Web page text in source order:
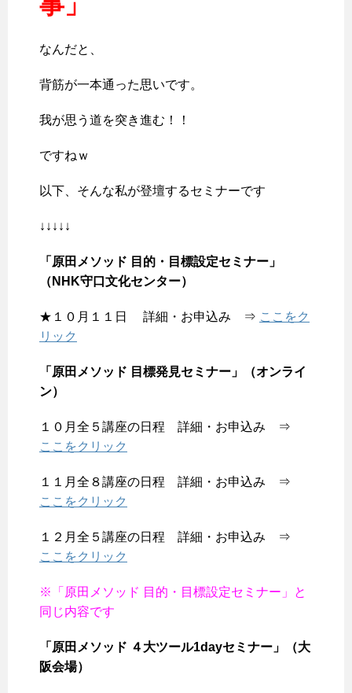
なんだと、
背筋が一本通った思いです。
我が思う道を突き進む！！
ですねｗ
以下、そんな私が登壇するセミナーです
↓↓↓↓↓
「原田メソッド 目的・目標設定セミナー」
（NHK守口文化センター）
★１０月１１日 詳細・お申込み ⇒ ここをク
リック
「原田メソッド 目標発見セミナー」（オンライ
ン）
１０月全５講座の日程 詳細・お申込み ⇒
ここをクリック
１１月全８講座の日程 詳細・お申込み ⇒
ここをクリック
１２月全５講座の日程 詳細・お申込み ⇒
ここをクリック
※「原田メソッド 目的・目標設定セミナー」と
同じ内容です
「原田メソッド ４大ツール1dayセミナー」（大
阪会場）